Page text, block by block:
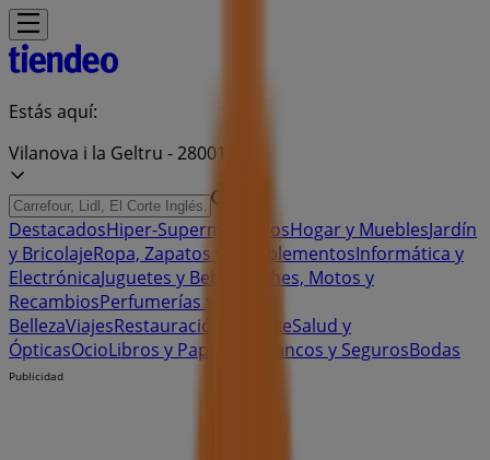
Estás aquí:
Vilanova i la Geltru - 28001
DestacadosHiper-SupermercadosHogar y MueblesJardín
y BricolajeRopa, Zapatos y ComplementosInformática y
ElectrónicaJuguetes y Bebés
Coches, Motos y
RecambiosPerfumerías y
BellezaViajesRestauración DeporteSalud y
ÓpticasOcioLibros y Papelerías Bancos y SegurosBodas
Publicidad